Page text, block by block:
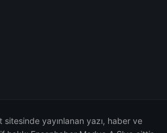
yayınlanan yazı, haber ve